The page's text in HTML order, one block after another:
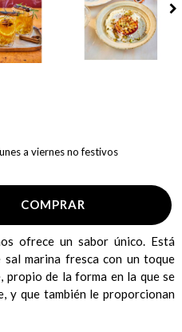
a viernes no festivos
COMPRAR
ofrece un sabor único. Está
sal marina fresca con un toque
propio de la forma en la que se
y que también le proporcionan